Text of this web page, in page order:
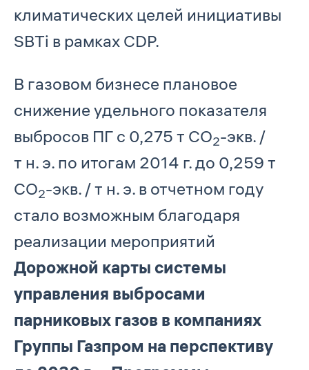
климатических целей инициативы
SBTi в рамках CDP.
В газовом бизнесе плановое
снижение удельного показателя
выбросов ПГ с 0,275 т СО2-экв. /
т н. э. по итогам 2014 г. до 0,259 т
СО2-экв. / т н. э. в отчетном году
стало возможным благодаря
реализации мероприятий
Дорожной карты системы
управления выбросами
парниковых газов в компаниях
Группы Газпром на перспективу